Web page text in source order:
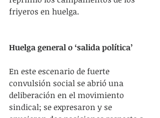
friyeros en huelga.
Huelga general o ‘salida política’
En este escenario de fuerte
convulsión social se abrió una
deliberación en el movimiento
sindical; se expresaron y se